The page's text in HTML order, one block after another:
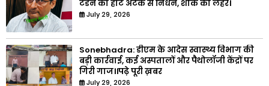
टंडन का हार्ट अटैक से निधन, शोक की लहर।
July 29, 2026
Sonebhadra: डीएम के आदेस स्वास्थ्य विभाग की
बड़ी कार्रवाई, कई अस्पतालों और पैथोलॉजी केंद्रों पर
गिरी गाज।।पढ़े पूरी ख़बर
July 29, 2026